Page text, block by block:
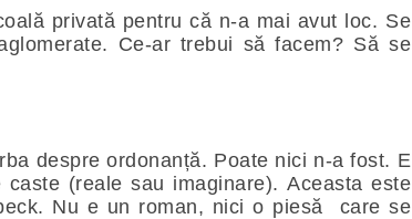
privată pentru că n-a mai avut loc. Se
Ce-ar trebui să facem? Să se
despre ordonanță. Poate nici n-a fost. E
(reale sau imaginare). Aceasta este
Nu e un roman, nici o piesă
care se